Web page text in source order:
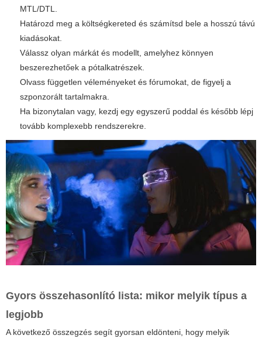
MTL/DTL.
Határozd meg a költségkereted és számítsd bele a hosszú távú
kiadásokat.
Válassz olyan márkát és modellt, amelyhez könnyen
beszerezhetőek a pótalkatrészek.
Olvass független véleményeket és fórumokat, de figyelj a
szponzorált tartalmakra.
Ha bizonytalan vagy, kezdj egy egyszerű poddal és később lépj
tovább komplexebb rendszerekre.
Gyors összehasonlító lista: mikor melyik típus a
legjobb
A következő összegzés segít gyorsan eldönteni, hogy melyik